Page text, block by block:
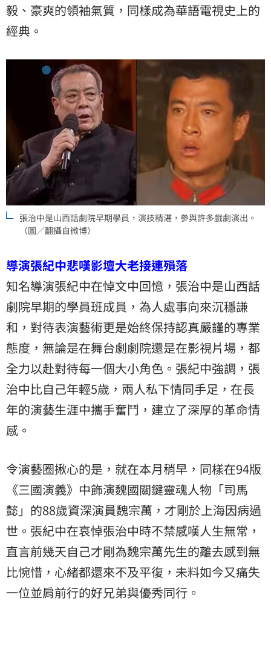
毅、豪爽的領袖氣質，同樣成為華語電視史上的
經典。
張治中是山西話劇院早期學員，演技精湛，參與許多戲劇演出。
（圖／翻攝自微博）
導演張紀中悲嘆影壇大老接連殞落
知名導演張紀中在悼文中回憶，張治中是山西話
劇院早期的學員班成員，為人處事向來沉穩謙
和，對待表演藝術更是始終保持認真嚴謹的專業
態度，無論是在舞台劇劇院還是在影視片場，都
全力以赴對待每一個大小角色。張紀中強調，張
治中比自己年輕5歲，兩人私下情同手足，在長
年的演藝生涯中攜手奮鬥，建立了深厚的革命情
感。
令演藝圈揪心的是，就在本月稍早，同樣在94版
《三國演義》中飾演魏國關鍵靈魂人物「司馬
懿」的88歲資深演員魏宗萬，才剛於上海因病過
世。張紀中在哀悼張治中時不禁感嘆人生無常，
直言前幾天自己才剛為魏宗萬先生的離去感到無
比惋惜，心緒都還來不及平復，未料如今又痛失
一位並肩前行的好兄弟與優秀同行。